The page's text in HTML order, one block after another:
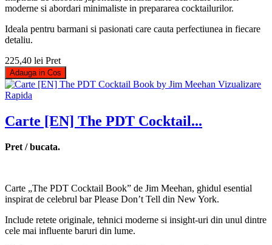
moderne si abordari minimaliste in prepararea cocktailurilor.
Ideala pentru barmani si pasionati care cauta perfectiunea in fiecare
detaliu.
225,40 lei Pret
Adauga in Cos
Vizualizare
Rapida
Carte [EN] The PDT Cocktail...
Pret / bucata.
Carte „The PDT Cocktail Book” de Jim Meehan, ghidul esential
inspirat de celebrul bar Please Don’t Tell din New York.
Include retete originale, tehnici moderne si insight-uri din unul dintre
cele mai influente baruri din lume.